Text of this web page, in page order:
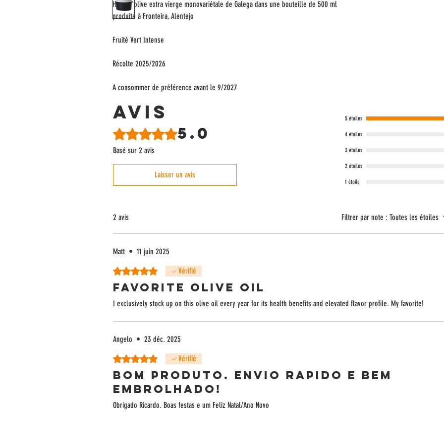
Huile d'olive extra vierge monovariétale de Galega dans une bouteille de 500 ml
produite à Fronteira, Alentejo
Fruité Vert Intense
Récolte 2025/2026
A consommer de préférence avant le 9/2027
Avis
Noté 5 sur 5. 5.0
Basé sur 2 avis
Laisser un avis
5 étoiles
4 étoiles
3 étoiles
2 étoiles
1 étoile
2 avis Filtrer par note : Toutes les étoiles
Matt • 11 juin 2025
Noté 5 sur 5. Vérifié
Favorite olive oil
I exclusively stock up on this olive oil every year for its health benefits and elevated flavor profile. My favorite!
Angelo • 23 déc. 2025
Noté 5 sur 5. Vérifié
Bom produto. Envio rapido e bem
embrolhado!
Obrigado Ricardo. Boas festas e um Feliz Natal/Ano Novo